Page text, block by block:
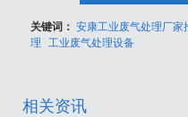
关键词：安康工业废气处理厂家
理 工业废气处理设备
相关资讯